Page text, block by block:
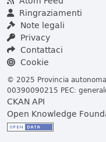
Ringraziamenti
Note legali
Privacy
Contattaci
Cookie
© 2025 Provincia
00390090215 PEC:
CKAN API
Open Knowledge